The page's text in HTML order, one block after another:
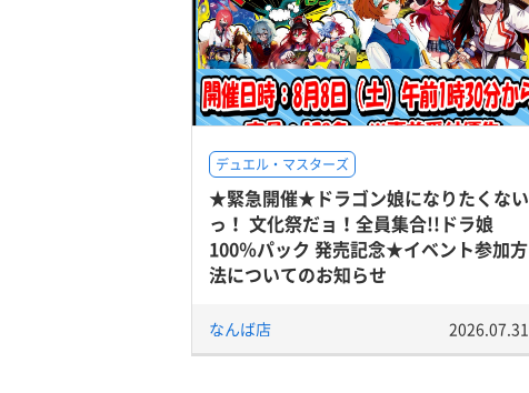
デュエル・マスターズ
★緊急開催★ドラゴン娘になりたくない
っ！ 文化祭だョ！全員集合!!ドラ娘
100％パック 発売記念★イベント参加方
法についてのお知らせ
なんば店 2026.07.31